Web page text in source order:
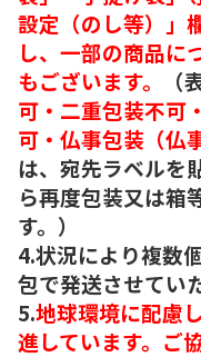
設定（のし等）」
し、一部の商品に
もございます。
（
可・二重包装不可
可・仏事包装（仏
は、宛先ラベルを
ら再度包装又は箱
す。）
4.状況により複数
包で発送させてい
5.地球環境に配慮
進しています。ご